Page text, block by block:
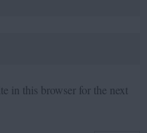
in this browser for the next